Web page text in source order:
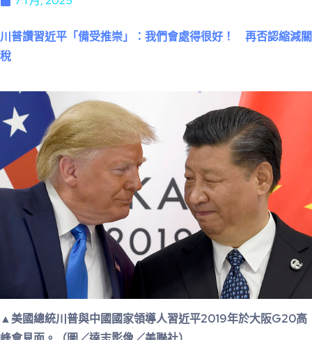
川普讚習近平「備受推崇」：我們會處得很好！ 再否認縮減關
稅
▲美國總統川普與中國國家領導人習近平2019年於大阪G20高